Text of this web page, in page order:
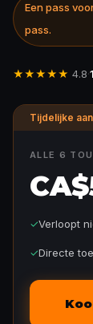
Een pass
pass.
★★★★★ 4.8·
Tijdelijke
ALLE 6
✓Verloopt
✓Directe